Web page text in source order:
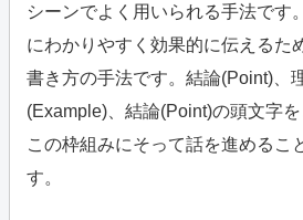
シーンでよく用いられる手法です
にわかりやすく効果的に伝えるた
書き方の手法です。結論(Point)、
(Example)、結論(Point)の頭文字
この枠組みにそって話を進めるこ
す。